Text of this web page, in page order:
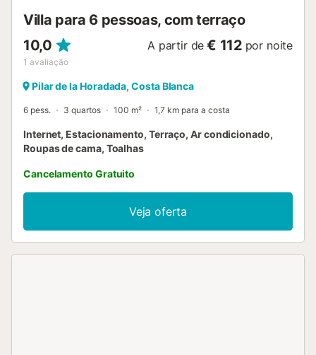
Villa para 6 pessoas, com terraço
10,0
1 avaliação
A partir de € 112 por noite
Pilar de la Horadada, Costa Blanca
6 pess. 3 quartos 100 m² 1,7 km para a costa
Internet, Estacionamento, Terraço, Ar condicionado,
Roupas de cama, Toalhas
Cancelamento Gratuito
Veja oferta